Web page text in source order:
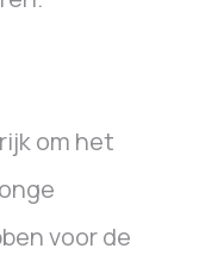
om het
voor de